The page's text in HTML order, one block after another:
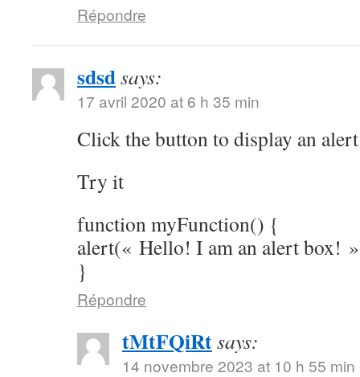
Répondre
sdsdsays:
17 avril 2020 at 6 h 35 min
Click the button to display an
Try it
function myFunction() {
alert(« Hello! I am an alert box!
}
Répondre
tMtFQiRtsays:
14 novembre 2023 at 10 h 55 min